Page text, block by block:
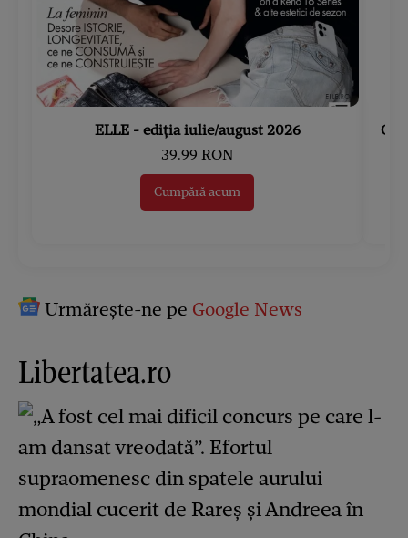
ELLE - ediția iulie/august 2026
39.99 RON
Cumpără acum
Urmărește-ne pe Google News
Libertatea.ro